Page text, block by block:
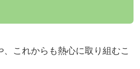
これからも熱心に取り組むこ